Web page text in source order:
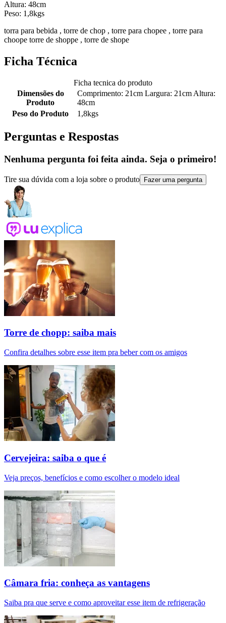
Altura: 48cm
Peso: 1,8kgs
torra para bebida , torre de chop , torre para chopee , torre para
choope torre de shoppe , torre de shope
Ficha Técnica
Ficha tecnica do produto
Dimensões do
Produto
Comprimento: 21cm Largura: 21cm Altura:
48cm
Peso do Produto
1,8kgs
Perguntas e Respostas
Nenhuma pergunta foi feita ainda. Seja o primeiro!
Tire sua dúvida com a loja sobre o produto Fazer uma pergunta
Torre de chopp: saiba mais
Confira detalhes sobre esse item pra beber com os amigos
Cervejeira: saiba o que é
Veja preços, benefícios e como escolher o modelo ideal
Câmara fria: conheça as vantagens
Saiba pra que serve e como aproveitar esse item de refrigeração